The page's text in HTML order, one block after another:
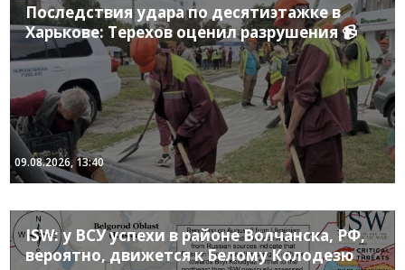
Последствия удара по десятиэтажке в
Харькове: Терехов оценил разрушения 📹
09.08.2026, 13:40
ISW: у ВСУ успехи в районе Волчанска, РФ,
вероятно, движется к Белому Колодезю